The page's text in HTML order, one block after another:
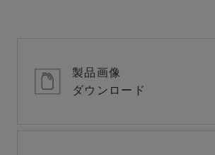
製品画像
ダウンロード